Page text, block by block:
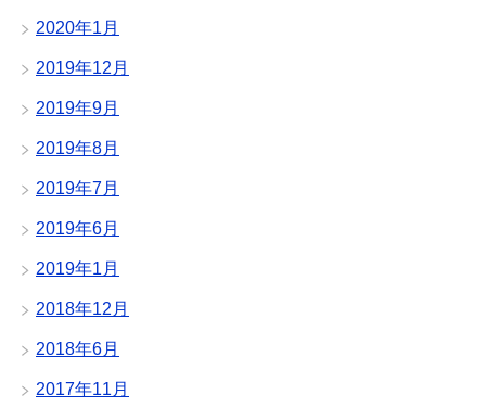
2020年1月
2019年12月
2019年9月
2019年8月
2019年7月
2019年6月
2019年1月
2018年12月
2018年6月
2017年11月